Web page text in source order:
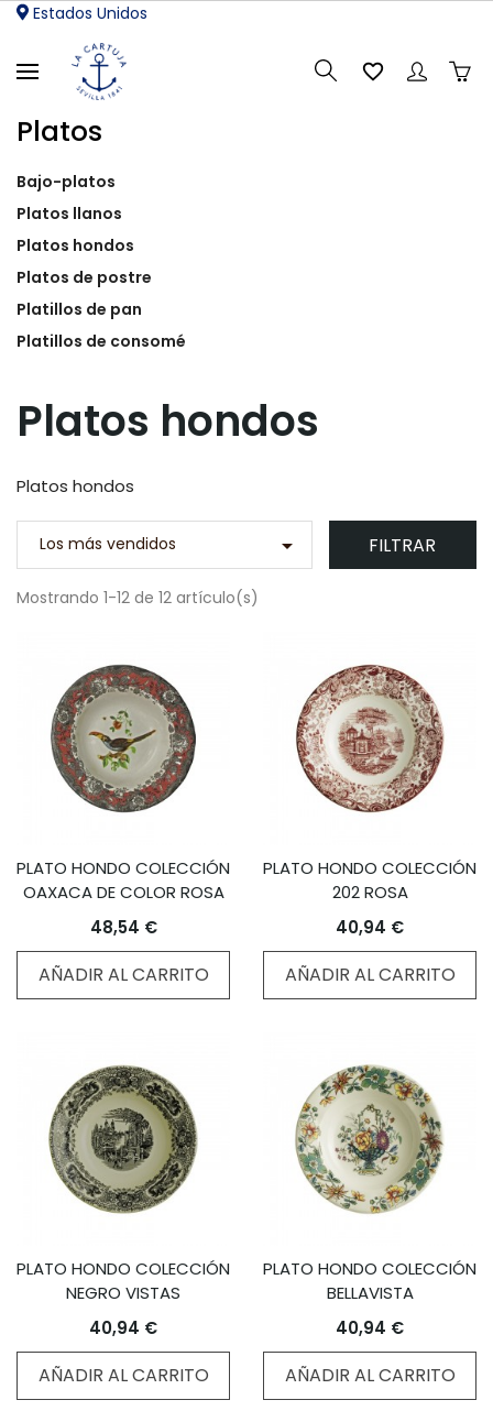
Estados Unidos

Platos
Bajo-platos
Platos llanos
Platos hondos
Platos de postre
Platillos de pan
Platillos de consomé
Platos hondos
Platos hondos
Los más vendidos  FILTRAR
Mostrando 1-12 de 12 artículo(s)
PLATO HONDO COLECCIÓN
OAXACA DE COLOR ROSA
48,54 €
AÑADIR AL CARRITO
PLATO HONDO COLECCIÓN
202 ROSA
40,94 €
AÑADIR AL CARRITO
PLATO HONDO COLECCIÓN
NEGRO VISTAS
40,94 €
AÑADIR AL CARRITO
PLATO HONDO COLECCIÓN
BELLAVISTA
40,94 €
AÑADIR AL CARRITO